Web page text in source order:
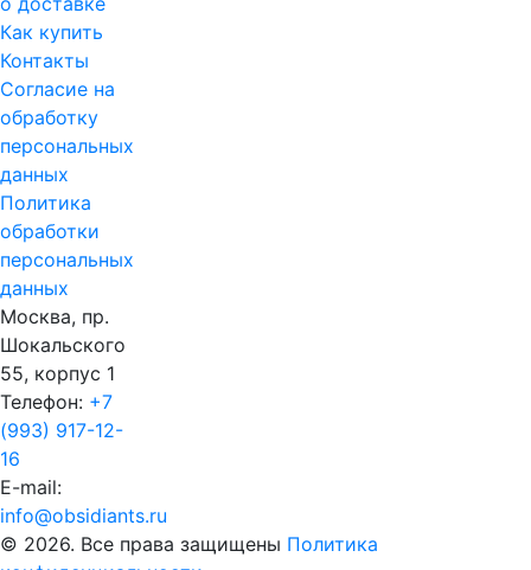
Как купить
Контакты
Согласие на
обработку
персональных
данных
Политика
обработки
персональных
данных
Москва, пр.
Шокальского
55, корпус 1
Телефон: +7
(993) 917-12-
16
E-mail:
info@obsidiants.ru
© 2026. Все права защищены Политика